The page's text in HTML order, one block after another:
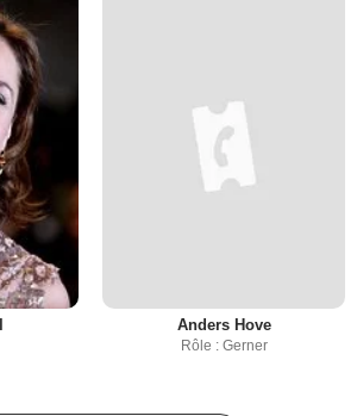
Anders Hove
Rôle : Gerner